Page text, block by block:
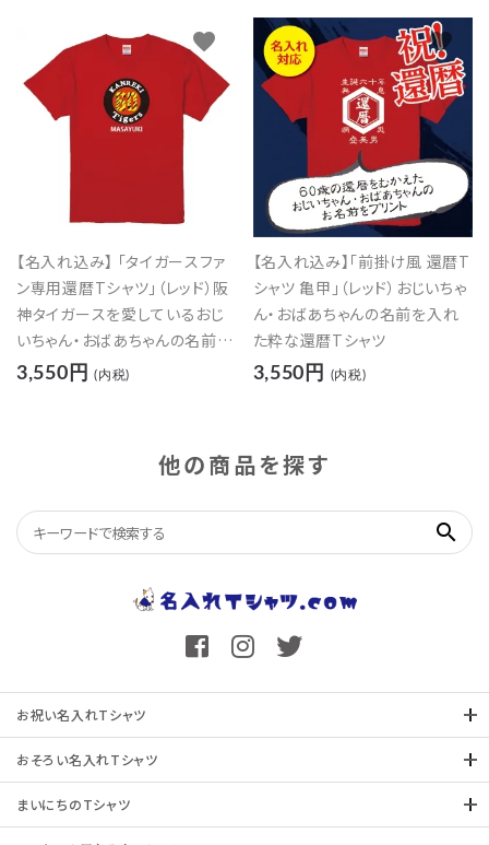
【名入れ込み】 「タイガースファ
ン専用還暦Tシャツ」（レッド）阪
神タイガースを愛しているおじ
いちゃん・おばあちゃんの名前を
入れた還暦Tシャツ
3,550円 (内税)
favorite
【名入れ込み】「前掛け風 還暦T
シャツ 亀甲」（レッド）おじいちゃ
ん・おばあちゃんの名前を入れ
た粋な還暦Tシャツ
3,550円 (内税)
favorite
他の商品を探す
search
お祝い名入れTシャツ
おそろい名入れTシャツ
まいにちのTシャツ